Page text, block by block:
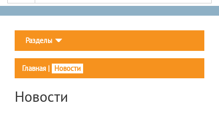
Разделы
Главная | Новости
Новости